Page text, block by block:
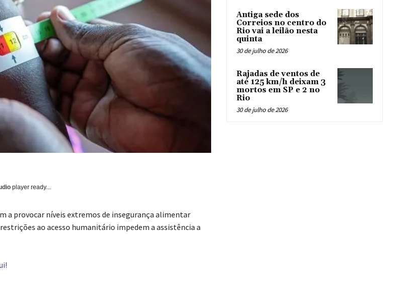
player ready...
a provocar níveis extremos de insegurança alimentar
ao acesso humanitário impedem a assistência a
Antiga sede dos
Correios no centro do
Rio vai a leilão nesta
quinta
30 de julho de 2026
Rajadas de ventos de
até 125 km/h deixam 3
mortos em SP e 2 no
Rio
30 de julho de 2026